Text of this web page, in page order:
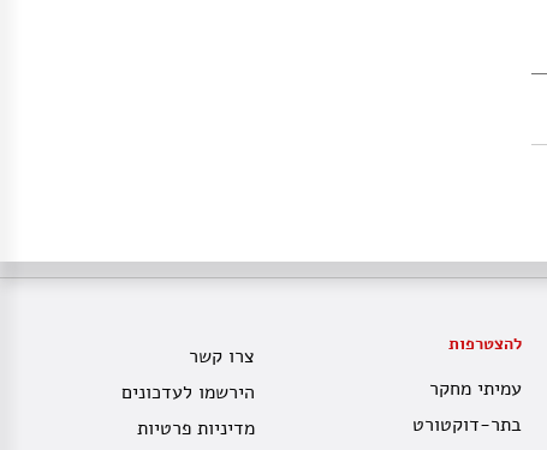
להצטרפות
עמיתי מחקר
בתר-דוקטורט
צרו קשר
הירשמו לעדכונים
מדיניות פרטיות